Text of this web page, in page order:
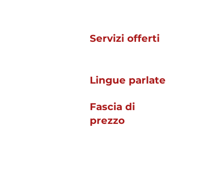
Servizi offerti
Lingue parlate
Fascia di
prezzo